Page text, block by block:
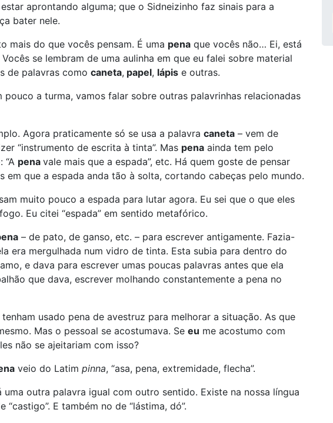
aprontando alguma; que o Sidneizinho faz sinais para a
bater nele.
mais do que vocês pensam. É uma pena que vocês não… Ei, está
se lembram de uma aulinha em que eu falei sobre material
de palavras como caneta, papel, lápis e outras.
pouco a turma, vamos falar sobre outras palavrinhas relacionadas
Agora praticamente só se usa a palavra caneta – vem de
“instrumento de escrita à tinta”. Mas pena ainda tem pelo
“A pena vale mais que a espada”, etc. Há quem goste de pensar
em que a espada anda tão à solta, cortando cabeças pelo mundo.
muito pouco a espada para lutar agora. Eu sei que o que eles
Eu citei “espada” em sentido metafórico.
– de pato, de ganso, etc. – para escrever antigamente. Fazia-
era mergulhada num vidro de tinta. Esta subia para dentro do
e dava para escrever umas poucas palavras antes que ela
que dava, escrever molhando constantemente a pena no
usado pena de avestruz para melhorar a situação. As que
Mas o pessoal se acostumava. Se eu me acostumo com
não se ajeitariam com isso?
veio do Latim pinna, “asa, pena, extremidade, flecha”.
outra palavra igual com outro sentido. Existe na nossa língua
“castigo”. E também no de “lástima, dó”.